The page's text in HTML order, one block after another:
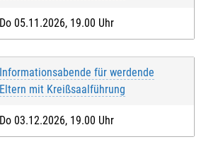
Do 05.11.2026, 19.00 Uhr
Informationsabende für werdende
Eltern mit Kreißsaalführung
Do 03.12.2026, 19.00 Uhr